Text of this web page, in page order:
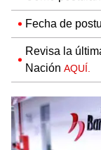
Fecha de
Revisa la
Nación AQUÍ.